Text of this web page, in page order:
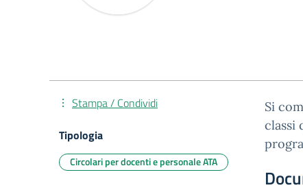
Si
classi
Stampa / Condividi
Tipologia
Circolari per docenti e personale ATA